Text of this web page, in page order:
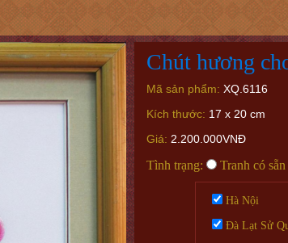
Chút hương
Mã sản phẩm: XQ.6116
Kích thước: 17 x 20 cm
Giá: 2.200.000VNĐ
Tình trạng: Tranh có sẵn
Hà Nội
Đà Lạt Sử